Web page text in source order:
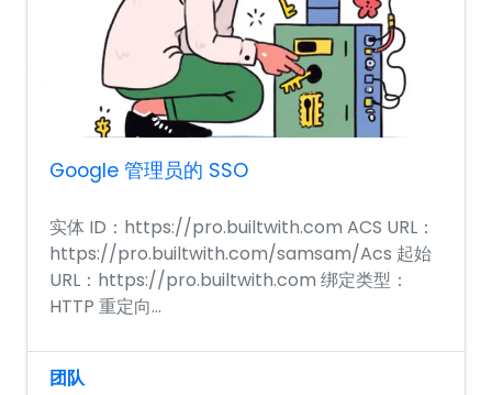
Google 管理员的 SSO
实体 ID：https://pro.builtwith.com ACS URL：
https://pro.builtwith.com/samsam/Acs 起始
URL：https://pro.builtwith.com 绑定类型：
HTTP 重定向...
团队